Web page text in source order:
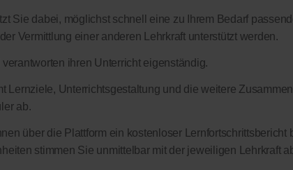
Sie dabei, möglichst schnell eine zu Ihrem Bedarf
Vermittlung einer anderen Lehrkraft unterstützt werden.
ihren Unterricht eigenständig.
Lernziele, Unterrichtsgestaltung und die weitere
ab.
über die Plattform ein kostenloser
stimmen Sie unmittelbar mit der jeweiligen Lehrkraft